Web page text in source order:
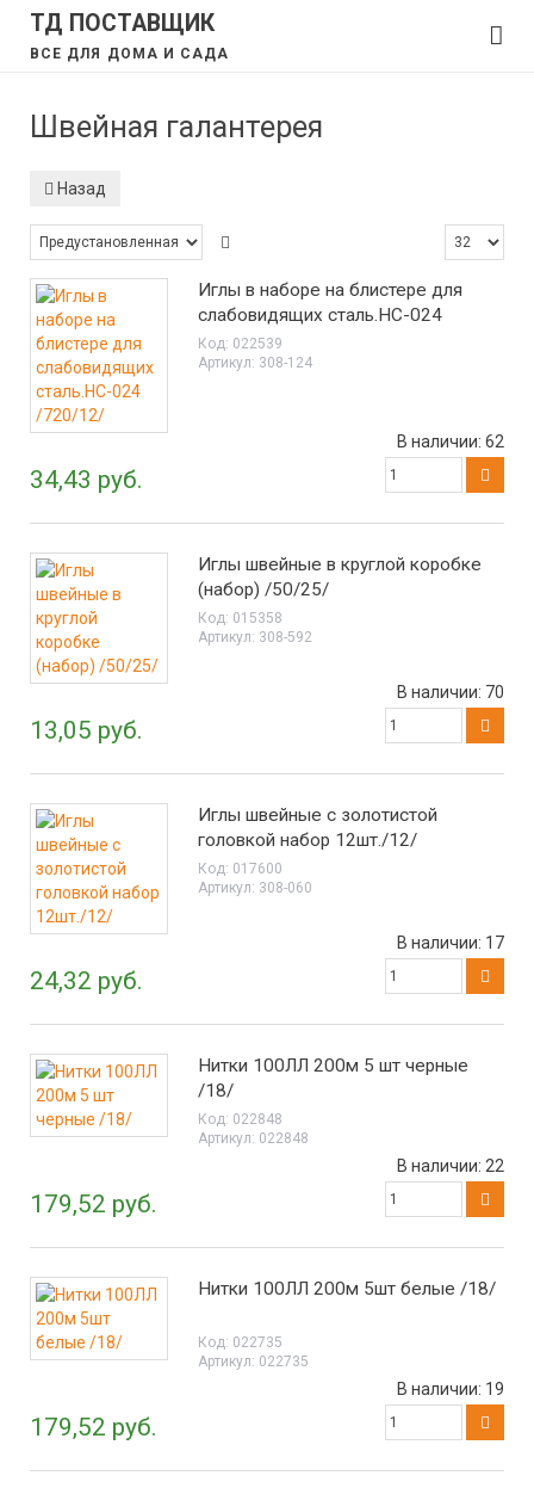
ТД ПОСТАВЩИК
ВСЕ ДЛЯ ДОМА И САДА
Швейная галантерея
Назад
Иглы в наборе на блистере для
слабовидящих сталь.НС-024
/720/12/
Код: 022539
Артикул: 308-124
34,43 руб.
В наличии: 62
Иглы швейные в круглой коробке
(набор) /50/25/
Код: 015358
Артикул: 308-592
13,05 руб.
В наличии: 70
Иглы швейные с золотистой
головкой набор 12шт./12/
Код: 017600
Артикул: 308-060
24,32 руб.
В наличии: 17
Нитки 100ЛЛ 200м 5 шт черные
/18/
Код: 022848
Артикул: 022848
179,52 руб.
В наличии: 22
Нитки 100ЛЛ 200м 5шт белые /18/
Код: 022735
Артикул: 022735
179,52 руб.
В наличии: 19